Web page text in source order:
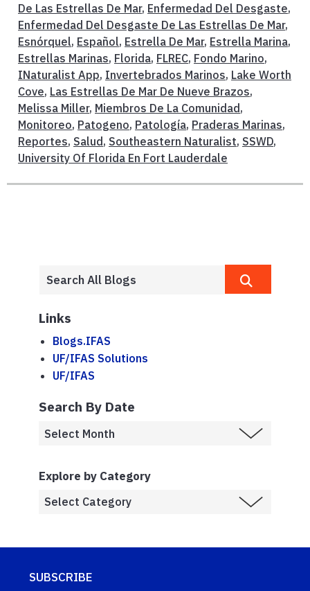
De Las Estrellas De Mar, Enfermedad Del Desgaste,
Enfermedad Del Desgaste De Las Estrellas De Mar,
Esnórquel, Español, Estrella De Mar, Estrella Marina,
Estrellas Marinas, Florida, FLREC, Fondo Marino,
INaturalist App, Invertebrados Marinos, Lake Worth
Cove, Las Estrellas De Mar De Nueve Brazos,
Melissa Miller, Miembros De La Comunidad,
Monitoreo, Patogeno, Patología, Praderas Marinas,
Reportes, Salud, Southeastern Naturalist, SSWD,
University Of Florida En Fort Lauderdale
Links
Blogs.IFAS
UF/IFAS Solutions
UF/IFAS
Search By Date
Explore by Category
SUBSCRIBE